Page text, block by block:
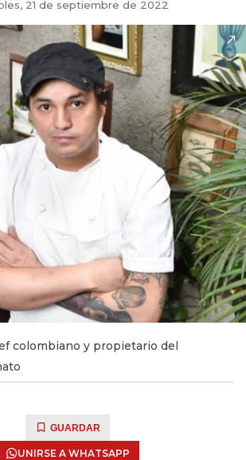
21 de septiembre de 2022
colombiano y propietario del
GUARDAR
UNIRSE A WHATSAPP